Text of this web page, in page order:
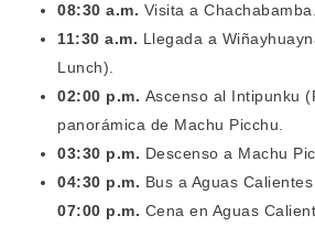
08:30 a.m. Visita a Chachabamba.
11:30 a.m. Llegada a
Lunch).
02:00 p.m. Ascenso al Intipunku
panorámica de Machu Picchu.
03:30 p.m. Descenso a Machu
04:30 p.m. Bus a Aguas
07:00 p.m. Cena en Aguas